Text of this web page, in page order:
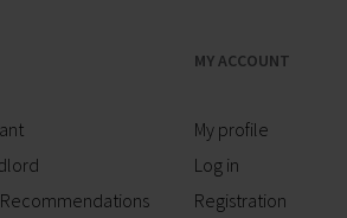
MY ACCOUNT
My profile
Log in
Registration